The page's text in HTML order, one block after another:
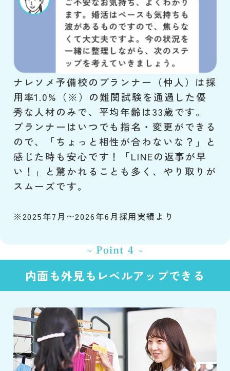
ナレソメ予備校のプランナー（仲人）は採
用率1.0%（※）の難関試験を通過した優
秀な人材のみで、平均年齢は33歳です。
プランナーはいつでも指名・変更ができる
ので、「ちょっと相性が合わないな？」と
感じた時も安心です！「LINEの返事が早
い！」と驚かれることも多く、やり取りが
スムーズです。
※2025年7月〜2026年6月採用実績より
内面も外見もレベルアップできる